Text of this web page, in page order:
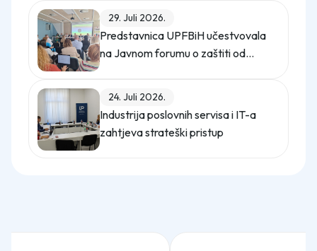
29. Juli 2026.
Predstavnica UPFBiH učestvovala
na Javnom forumu o zaštiti od
24. Juli 2026.
Industrija poslovnih servisa i IT-a
zahtjeva strateški pristup